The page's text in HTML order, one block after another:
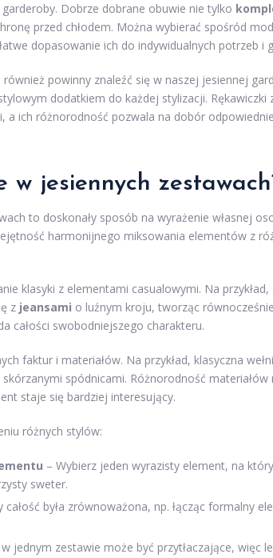
Dobrze dobrane obuwie nie tylko
przed chłodem. Można wybierać spośród
dopasowanie ich do indywidualnych potrzeb i
również powinny znaleźć się w naszej jesiennej
dodatkiem do każdej stylizacji. Rękawiczki
a ich różnorodność pozwala na dobór
w jesiennych
to doskonały sposób na wyrażenie własnej
harmonijnego miksowania elementów z
klasyki z elementami casualowymi. Na przykład,
z jeansami o luźnym kroju, tworząc
całości swobodniejszego charakteru.
faktur i materiałów. Na przykład, klasyczna
spódnicami. Różnorodność materiałów
staje się bardziej interesujący.
różnych stylów:
– Wybierz jeden wyrazisty element, na
sweter.
całość była zrównoważona, np. łącząc formalny
jednym zestawie może być przytłaczające, więc